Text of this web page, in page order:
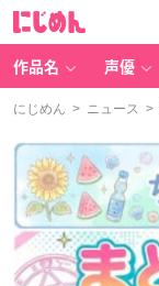
作品名 声優
にじめん > ニュース >